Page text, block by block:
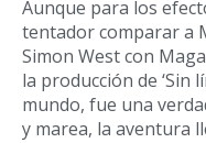
Aunque para los
tentador comparar a
Simon West con
la producción de ‘Sin
mundo, fue una
y marea, la aventura